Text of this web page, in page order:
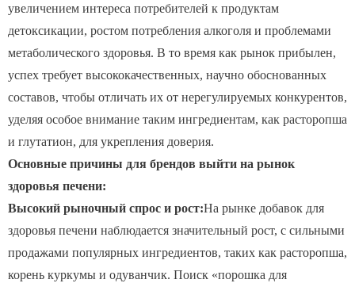
увеличением интереса потребителей к продуктам
детоксикации, ростом потребления алкоголя и проблемами
метаболического здоровья. В то время как рынок прибылен,
успех требует высококачественных, научно обоснованных
составов, чтобы отличать их от нерегулируемых конкурентов,
уделяя особое внимание таким ингредиентам, как расторопша
и глутатион, для укрепления доверия.
Основные причины для брендов выйти на рынок
здоровья печени:
Высокий рыночный спрос и рост:На рынке добавок для
здоровья печени наблюдается значительный рост, с сильными
продажами популярных ингредиентов, таких как расторопша,
корень куркумы и одуванчик. Поиск «порошка для